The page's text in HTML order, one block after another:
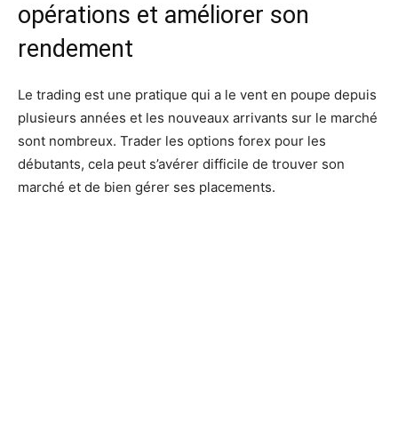
opérations et améliorer son
rendement
Le trading est une pratique qui a le vent en poupe depuis
plusieurs années et les nouveaux arrivants sur le marché
sont nombreux. Trader les options forex pour les
débutants, cela peut s’avérer difficile de trouver son
marché et de bien gérer ses placements.